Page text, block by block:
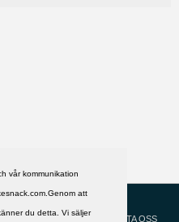
vår kommunikation
att
du detta. Vi säljer
HJÄLP
KONTAKTA OSS